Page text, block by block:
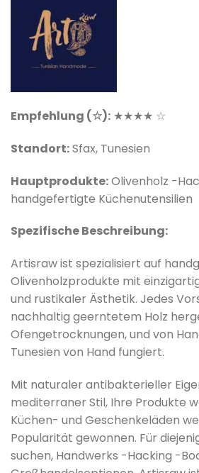
Empfehlung (☆): ★★★★ ☆
Standort:Sfax, Tunesien
Hauptprodukte:Olivenholz -
handgefertigte Küchenutensilien
Spezifische Beschreibung:
Artisraw ist spezialisiert auf
Olivenholzprodukte mit
und rustikaler Ästhetik. Jedes
nachhaltig geerntetem Holz
Ofengetrocknungen, und von
Tunesien von Hand fungiert.
Mit naturaler antibakterieller
mediterraner Stil, Ihre Produkte
Küchen- und Geschenkeläden
Popularität gewonnen. Für
suchen, Handwerks -Hacking -